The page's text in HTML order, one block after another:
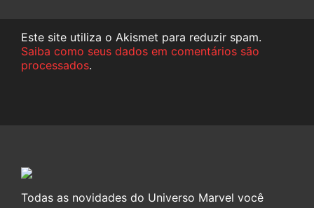
Este site utiliza o Akismet para reduzir spam.
Saiba como seus dados em comentários são
processados.
Todas as novidades do Universo Marvel você